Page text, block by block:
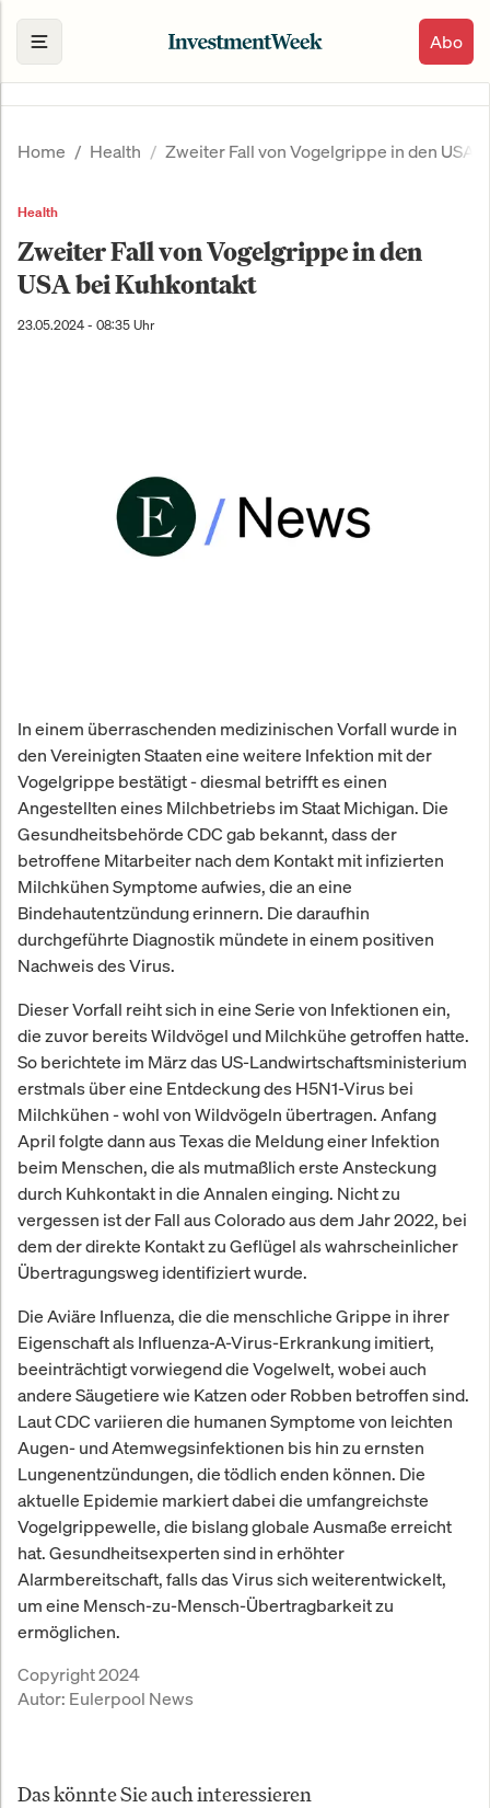
Abo
Home Health Zweiter Fall von Vogelgrippe in den USA
Health
Zweiter Fall von Vogelgrippe in den
USA bei Kuhkontakt
23.05.2024 - 08:35 Uhr
In einem überraschenden medizinischen Vorfall wurde in
den Vereinigten Staaten eine weitere Infektion mit der
Vogelgrippe bestätigt - diesmal betrifft es einen
Angestellten eines Milchbetriebs im Staat Michigan. Die
Gesundheitsbehörde CDC gab bekannt, dass der
betroffene Mitarbeiter nach dem Kontakt mit infizierten
Milchkühen Symptome aufwies, die an eine
Bindehautentzündung erinnern. Die daraufhin
durchgeführte Diagnostik mündete in einem positiven
Nachweis des Virus.
Dieser Vorfall reiht sich in eine Serie von Infektionen ein,
die zuvor bereits Wildvögel und Milchkühe getroffen hatte.
So berichtete im März das US-Landwirtschaftsministerium
erstmals über eine Entdeckung des H5N1-Virus bei
Milchkühen - wohl von Wildvögeln übertragen. Anfang
April folgte dann aus Texas die Meldung einer Infektion
beim Menschen, die als mutmaßlich erste Ansteckung
durch Kuhkontakt in die Annalen einging. Nicht zu
vergessen ist der Fall aus Colorado aus dem Jahr 2022, bei
dem der direkte Kontakt zu Geflügel als wahrscheinlicher
Übertragungsweg identifiziert wurde.
Die Aviäre Influenza, die die menschliche Grippe in ihrer
Eigenschaft als Influenza-A-Virus-Erkrankung imitiert,
beeinträchtigt vorwiegend die Vogelwelt, wobei auch
andere Säugetiere wie Katzen oder Robben betroffen sind.
Laut CDC variieren die humanen Symptome von leichten
Augen- und Atemwegsinfektionen bis hin zu ernsten
Lungenentzündungen, die tödlich enden können. Die
aktuelle Epidemie markiert dabei die umfangreichste
Vogelgrippewelle, die bislang globale Ausmaße erreicht
hat. Gesundheitsexperten sind in erhöhter
Alarmbereitschaft, falls das Virus sich weiterentwickelt,
um eine Mensch-zu-Mensch-Übertragbarkeit zu
ermöglichen.
Copyright 2024
Autor: Eulerpool News
Das könnte Sie auch interessieren